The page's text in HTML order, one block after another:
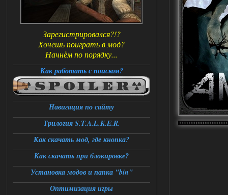
Зарегистрировался?!?
Хочешь поиграть в мод?
Начнём по порядку...
Как работать с поиском?
Навигация по сайту
Трилогия S.T.A.L.K.E.R.
Как скачать мод, где кнопка?
Как скачать при блокировке?
Установка модов и папка "bin"
Оптимизация игры